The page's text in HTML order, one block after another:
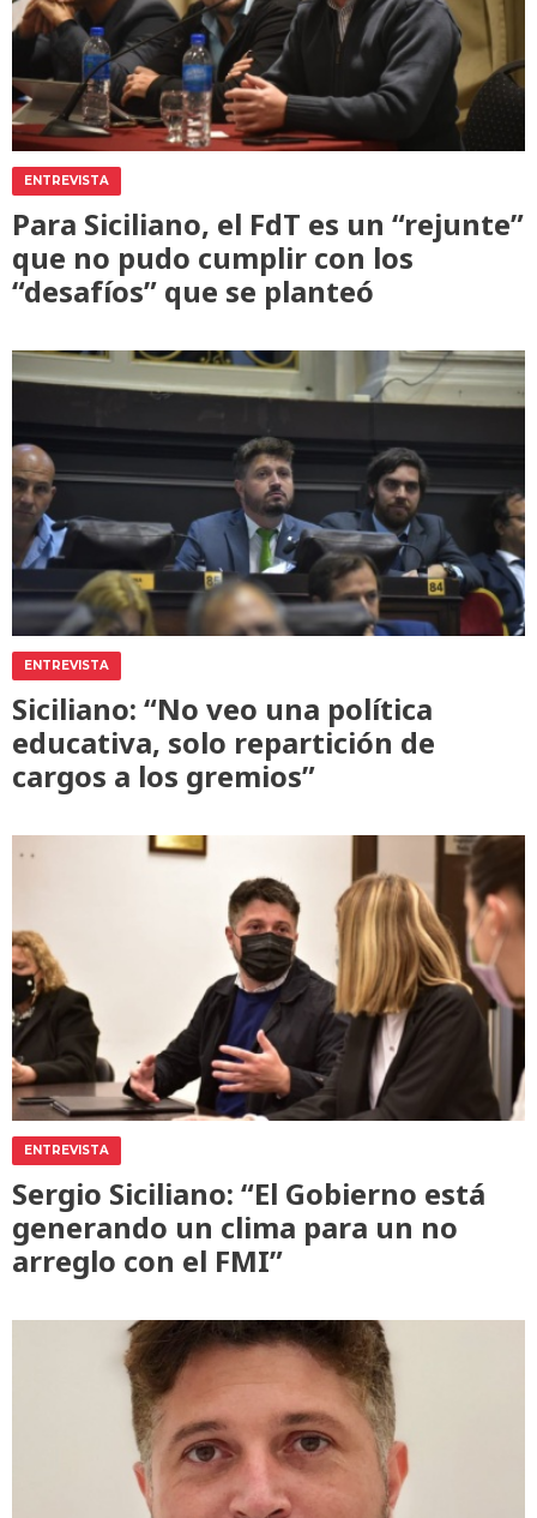
ENTREVISTA
Para Siciliano, el FdT es un “rejunte”
que no pudo cumplir con los
“desafíos” que se planteó
ENTREVISTA
Siciliano: “No veo una política
educativa, solo repartición de
cargos a los gremios”
ENTREVISTA
Sergio Siciliano: “El Gobierno está
generando un clima para un no
arreglo con el FMI”